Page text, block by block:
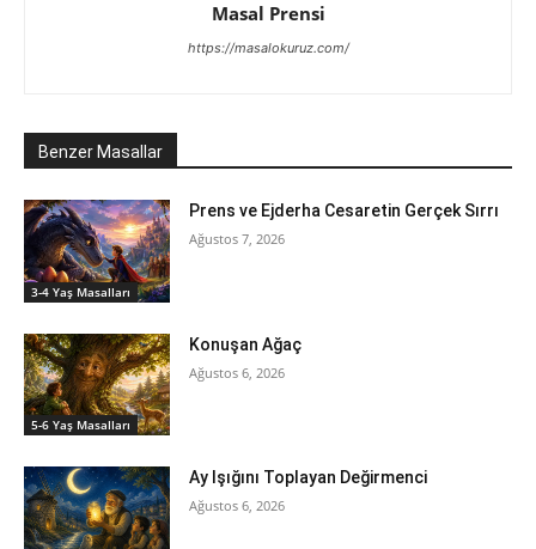
Masal Prensi
https://masalokuruz.com/
Benzer Masallar
3-4 Yaş Masalları
Prens ve Ejderha Cesaretin Gerçek Sırrı
Ağustos 7, 2026
5-6 Yaş Masalları
Konuşan Ağaç
Ağustos 6, 2026
Ay Işığını Toplayan Değirmenci
Ağustos 6, 2026